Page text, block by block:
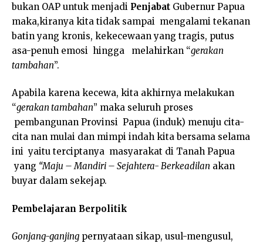
bukan OAP untuk menjadi Penjabat Gubernur Papua
maka,kiranya kita tidak sampai mengalami tekanan
batin yang kronis, kekecewaan yang tragis, putus
asa-penuh emosi hingga melahirkan “gerakan
tambahan”.
Apabila karena kecewa, kita akhirnya melakukan
“gerakan tambahan” maka seluruh proses
pembangunan Provinsi Papua (induk) menuju cita-
cita nan mulai dan mimpi indah kita bersama selama
ini yaitu terciptanya masyarakat di Tanah Papua
yang “Maju – Mandiri – Sejahtera- Berkeadilan akan
buyar dalam sekejap.
Pembelajaran Berpolitik
Gonjang-ganjing pernyataan sikap, usul-mengusul,